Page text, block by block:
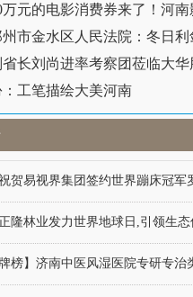
万元的电影消费券来了！河南
市金水区人民法院：冬日利
长刘尚进率考察团莅临大华
工笔描绘大美河南
贺易视界集团签约世界蹦床冠军
隆林业发力世界地球日,引领生态
牌榜】济南中医风湿医院专研专治